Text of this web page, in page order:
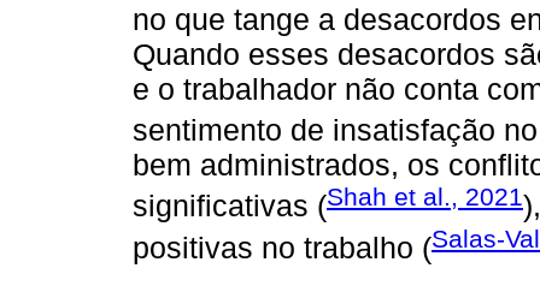
no que tange a desacordos
Quando esses desacordos
e o trabalhador não conta
sentimento de insatisfação
bem administrados, os
significativas (Shah et al., 2021
positivas no trabalho (Salas-